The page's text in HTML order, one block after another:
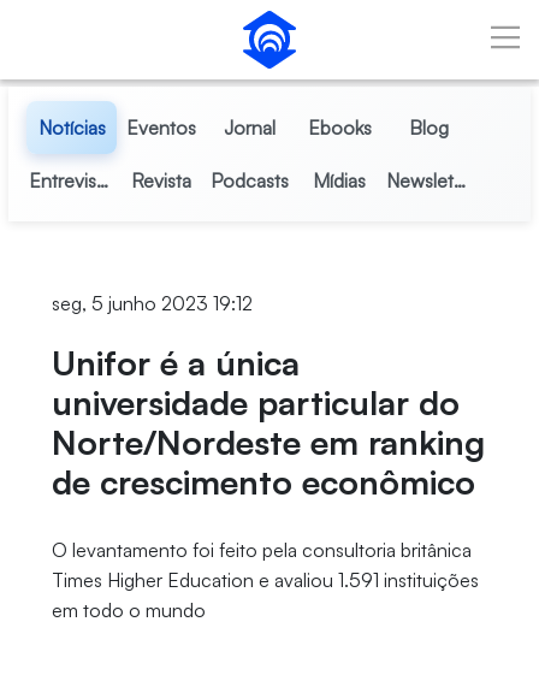
Pular para o Conteúdo principal
Notícias Eventos Jornal Ebooks Blog
Entrevistas Revista Podcasts Mídias Newsletter
seg, 5 junho 2023 19:12
Unifor é a única
universidade particular do
Norte/Nordeste em ranking
de crescimento econômico
O levantamento foi feito pela consultoria britânica
Times Higher Education e avaliou 1.591 instituições
em todo o mundo